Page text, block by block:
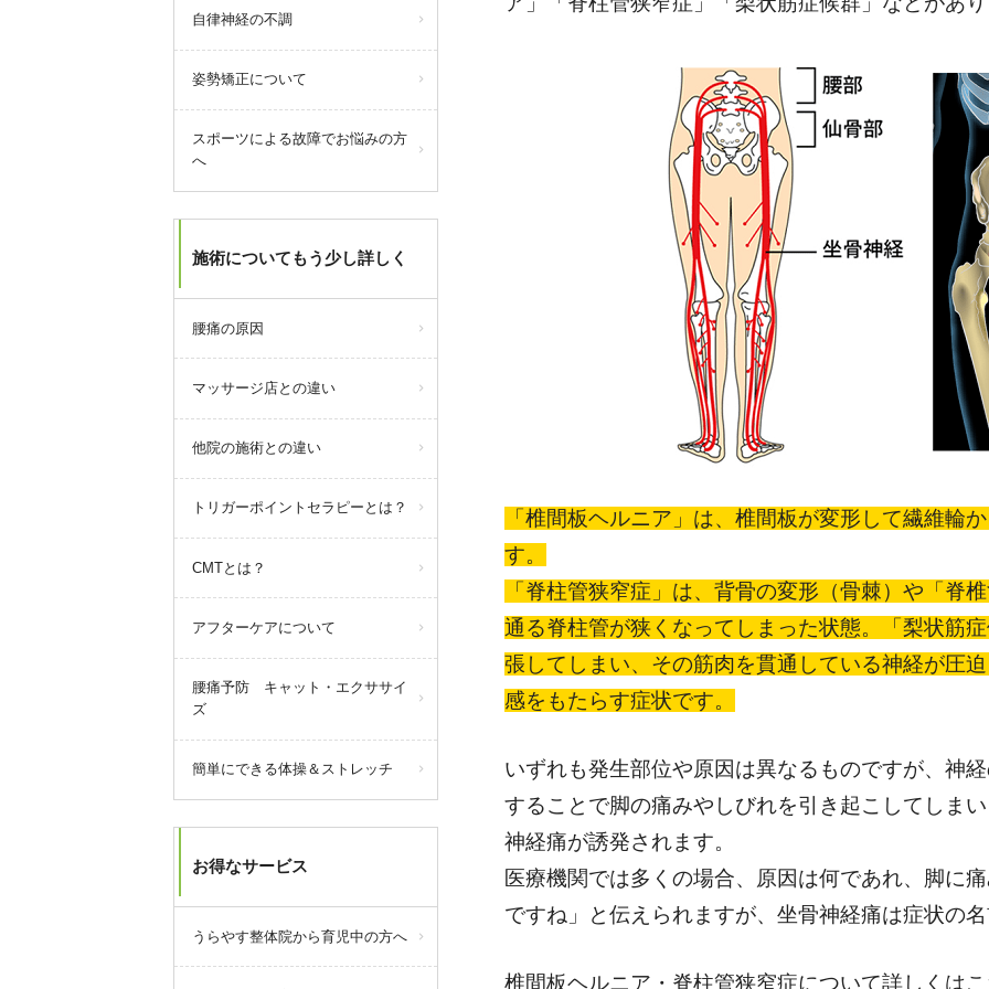
「椎間板ヘルニア」は、椎間板が変形して繊維輪
す。
「脊柱管狭窄症」は、背骨の変形（骨棘）や「脊
通る脊柱管が狭くなってしまった状態。「梨状筋
張してしまい、その筋肉を貫通している神経が圧
感をもたらす症状です。
いずれも発生部位や原因は異なるものですが、神
することで脚の痛みやしびれを引き起こしてしま
神経痛が誘発されます。
医療機関では多くの場合、原因は何であれ、脚に
ですね」と伝えられますが、坐骨神経痛は症状の
椎間板ヘルニア・脊柱管狭窄症について詳しくは
今月より浦安市発行の「
浦安市物
価高騰対策商品券」が当院でもご
ご利用できるのは2026年3月1日(日)
～2026年8月31日(月)。
おつりは出ません。
浦安市物価高騰対策商品券特設サ
イトはこちら
query_builder 2025年5月31日
【駐車場のご案内】
当院周辺の駐車場の減少により、
ご案内できる駐車場が減ってきて
おります。
で、なるべく当院にてご案内でき
る駐車場をご利用いただけますよ
駐車場の場所など不明な点があり
ましたら、電話にてご連絡くださ
自律神経の不調
姿勢矯正について
スポーツによる故障でお悩みの方
へ
施術についてもう少し詳しく
腰痛の原因
マッサージ店との違い
他院の施術との違い
トリガーポイントセラピーとは？
CMTとは？
アフターケアについて
腰痛予防 キャット・エクササイ
ズ
簡単にできる体操＆ストレッチ
お得なサービス
うらやす整体院から育児中の方へ